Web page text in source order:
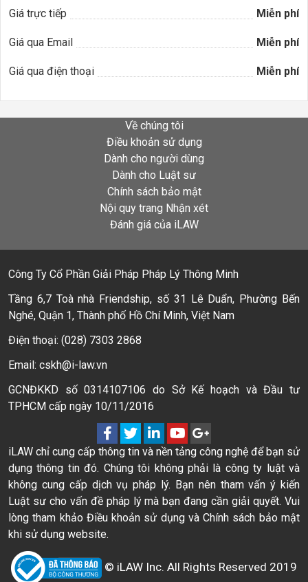
Giá trực tiếp Miễn phí
Giá qua Email Miễn phí
Giá qua điện thoại Miễn phí
Về chúng tôi
Điều khoản sử dụng
Dành cho người dùng
Dành cho Luật sư
Chính sách bảo mật
Nội quy trang Nhận xét
Đánh giá của iLAW
Công Ty Cổ Phần Giải Pháp Pháp Lý Thông Minh
Tầng 6,7 Toà nhà Friendship, số 31 Lê Duẩn, Phường Bến
Nghé, Quận 1, Thành phố Hồ Chí Minh, Việt Nam
Điện thoại: (028) 7303 2868
Email: cskh@i-law.vn
GCNĐKKD số 0314107106 do Sở Kế hoạch và Đầu tư
TPHCM cấp ngày 10/11/2016
iLAW chỉ cung cấp thông tin và nền tảng công nghệ để bạn sử
dụng thông tin đó. Chúng tôi không phải là công ty luật và
không cung cấp dịch vụ pháp lý. Bạn nên tham vấn ý kiến
Luật sư cho vấn đề pháp lý mà bạn đang cần giải quyết. Vui
lòng tham khảo Điều khoản sử dụng và Chính sách bảo mật
khi sử dụng website.
© iLAW Inc. All Rights Reserved 2019